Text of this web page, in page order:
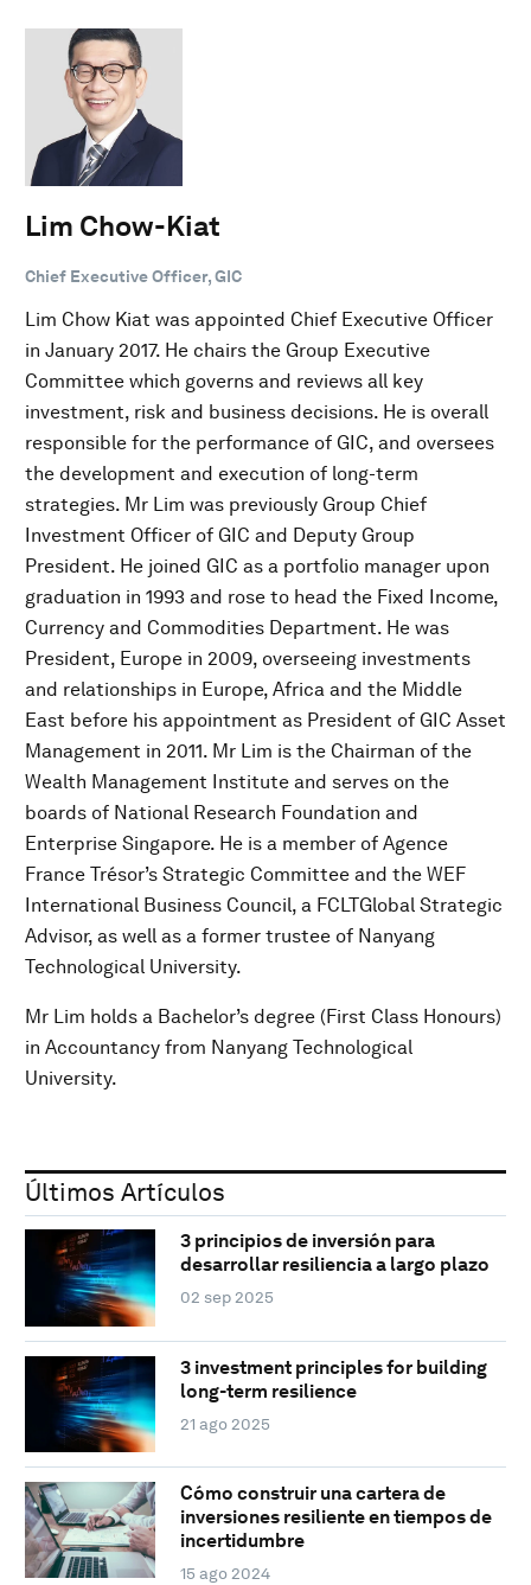
Lim Chow-Kiat
Chief Executive Officer, GIC
Lim Chow Kiat was appointed Chief Executive Officer
in January 2017. He chairs the Group Executive
Committee which governs and reviews all key
investment, risk and business decisions. He is overall
responsible for the performance of GIC, and oversees
the development and execution of long-term
strategies. Mr Lim was previously Group Chief
Investment Officer of GIC and Deputy Group
President. He joined GIC as a portfolio manager upon
graduation in 1993 and rose to head the Fixed Income,
Currency and Commodities Department. He was
President, Europe in 2009, overseeing investments
and relationships in Europe, Africa and the Middle
East before his appointment as President of GIC Asset
Management in 2011. Mr Lim is the Chairman of the
Wealth Management Institute and serves on the
boards of National Research Foundation and
Enterprise Singapore. He is a member of Agence
France Trésor’s Strategic Committee and the WEF
International Business Council, a FCLTGlobal Strategic
Advisor, as well as a former trustee of Nanyang
Technological University.
Mr Lim holds a Bachelor’s degree (First Class Honours)
in Accountancy from Nanyang Technological
University.
Últimos Artículos
3 principios de inversión para
desarrollar resiliencia a largo plazo
02 sep 2025
3 investment principles for building
long-term resilience
21 ago 2025
Cómo construir una cartera de
inversiones resiliente en tiempos de
incertidumbre
15 ago 2024